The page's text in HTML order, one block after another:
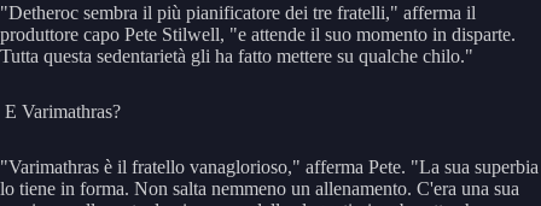
"Detheroc sembra il più pianificatore dei tre fratelli," afferma il
produttore capo Pete Stilwell, "e attende il suo momento in disparte.
Tutta questa sedentarietà gli ha fatto mettere su qualche chilo."
E Varimathras?
"Varimathras è il fratello vanaglorioso," afferma Pete. "La sua superbia
lo tiene in forma. Non salta nemmeno un allenamento. C'era una sua